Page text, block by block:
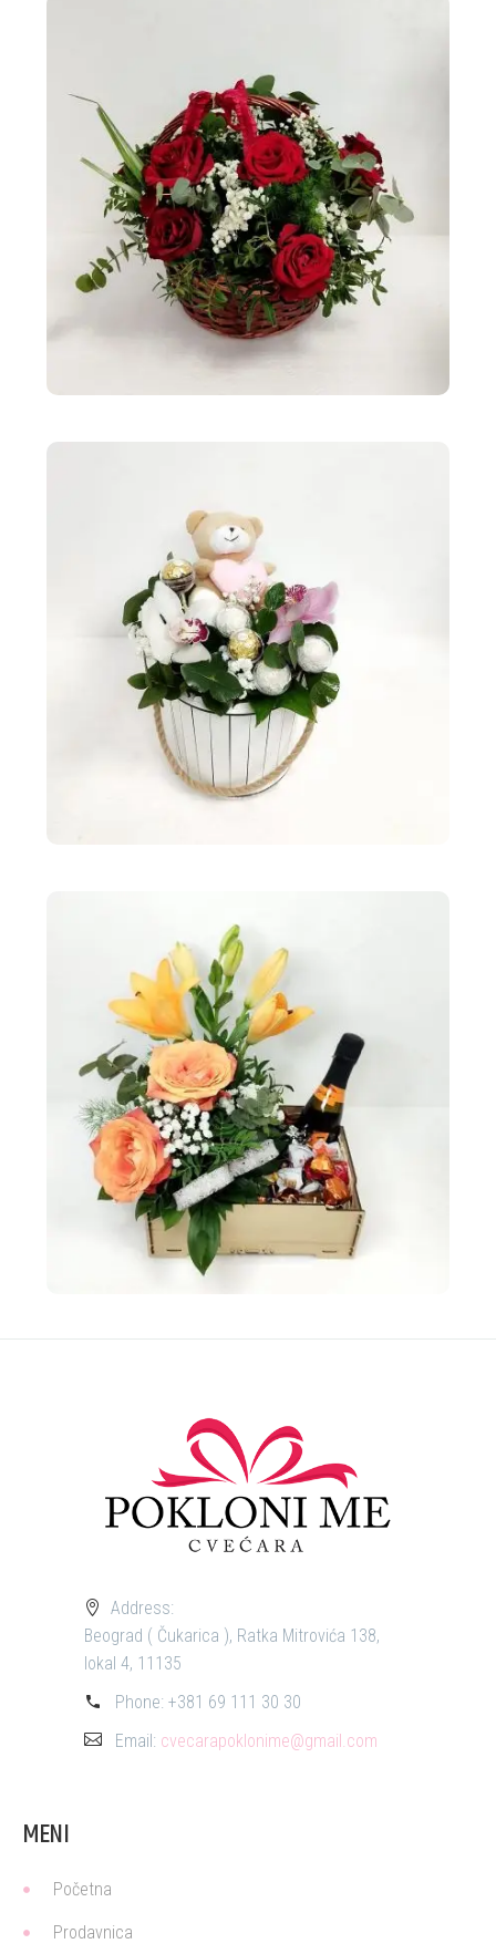
Address:
Beograd ( Čukarica ), Ratka Mitrovića 138,
lokal 4, 11135
Phone: +381 69 111 30 30
Email: cvecarapoklonime@gmail.com
MENI
Početna
Prodavnica